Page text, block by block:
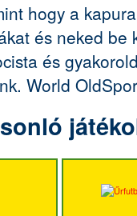
hogy a
és neked
és
World